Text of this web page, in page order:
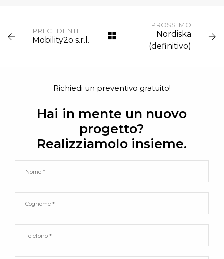
PASSIONE
INDIPENDENTE
XENIA
PRECEDENTE
Mobility2o s.r.l.
PROSSIMO
Nordiska
(definitivo)
Richiedi un preventivo gratuito!
Hai in mente un nuovo
progetto?
Realizziamolo insieme.